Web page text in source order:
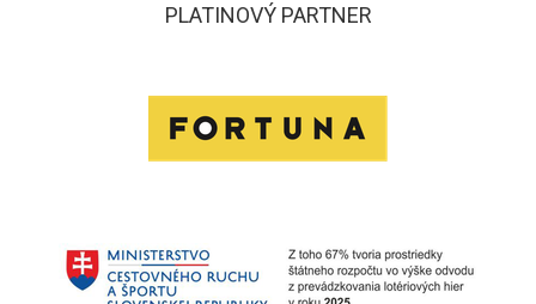
PLATINOVÝ PARTNER